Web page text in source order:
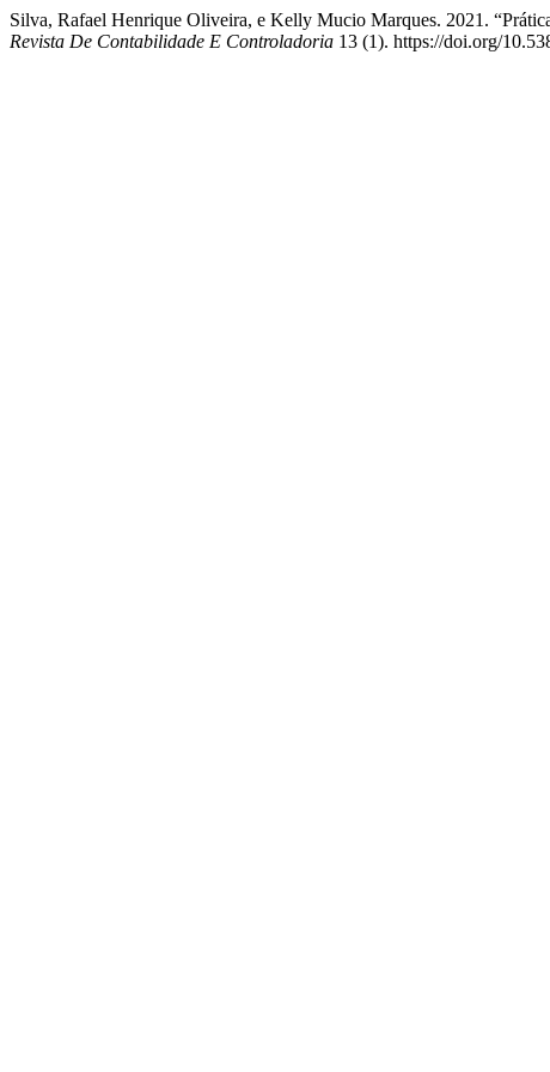
Silva, Rafael Henrique Oliveira, e Kelly Mucio Marques. 2021.
Revista De Contabilidade E Controladoria 13 (1). https://doi.org/